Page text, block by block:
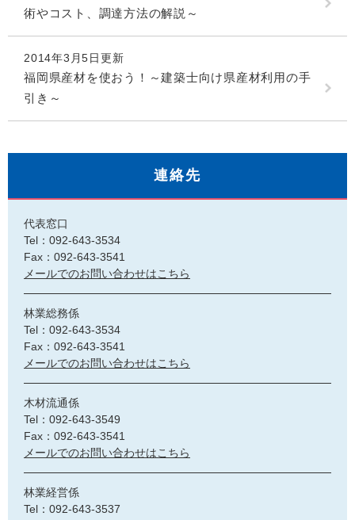
術やコスト、調達方法の解説～
2014年3月5日更新
福岡県産材を使おう！～建築士向け県産材利用の手
引き～
連絡先
代表窓口
Tel：092-643-3534
Fax：092-643-3541
メールでのお問い合わせはこちら
林業総務係
Tel：092-643-3534
Fax：092-643-3541
メールでのお問い合わせはこちら
木材流通係
Tel：092-643-3549
Fax：092-643-3541
メールでのお問い合わせはこちら
林業経営係
Tel：092-643-3537